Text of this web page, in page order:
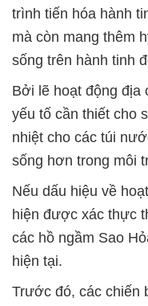
trình tiến hóa hành
mà còn mang thêm
sống trên hành tinh
Bởi lẽ hoạt động địa
yếu tố cần thiết cho
nhiệt cho các túi
sống hơn trong môi
Nếu dấu hiệu về
hiện được xác thực
các hồ ngầm Sao
hiện tại.
Trước đó, các chiến